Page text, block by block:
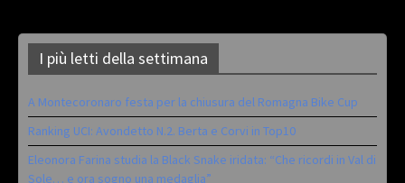
I più letti della settimana
A Montecoronaro festa per la chiusura del Romagna Bike Cup
Ranking UCI: Avondetto N.2. Berta e Corvi in Top10
Eleonora Farina studia la Black Snake iridata: “Che ricordi in Val di
Sole… e ora sogno una medaglia”